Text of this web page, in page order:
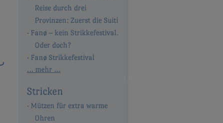
Reise durch drei
Provinzen: Zuerst die Suiti
Fanø – kein Strikkefestival.
Oder doch?
Fanø Strikkefestival
… mehr …
Stricken
Mützen für extra warme
Ohren